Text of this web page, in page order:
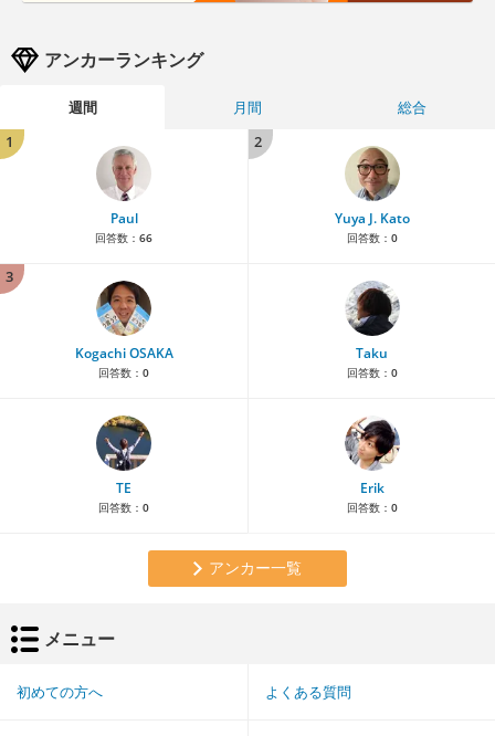
アンカーランキング
週間 月間
総合
1
Paul
回答数： 66
2
Yuya J. Kato
回答数： 0
3
Kogachi OSAKA
回答数： 0
Taku
回答数： 0
TE
回答数： 0
Erik
回答数： 0
アンカー一覧
メニュー
初めての方へ よくある質問